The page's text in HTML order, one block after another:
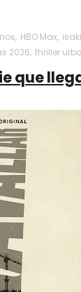
, HBO Max,
2026, thriller
que